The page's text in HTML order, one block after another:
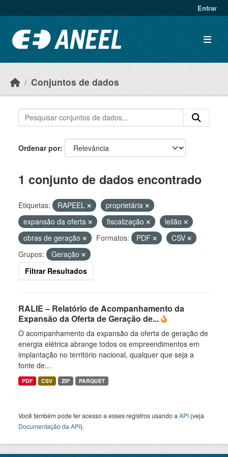
Entrar
Conjuntos de dados
Ordenar por
1 conjunto de dados encontrado
Etiquetas: RAPEEL
proprietária
expansão da oferta
fiscalização
leilão
obras de geração
Formatos: PDF
CSV
Grupos:
Geração
Filtrar Resultados
RALIE – Relatório de Acompanhamento da
Expansão da Oferta de Geração de...
O acompanhamento da expansão da oferta de geração de
energia elétrica abrange todos os empreendimentos em
implantação no território nacional, qualquer que seja a
fonte de...
PDF CSV ZIP PARQUET
Você também pode ter acesso a esses registros usando a API (veja
Documentação da API).